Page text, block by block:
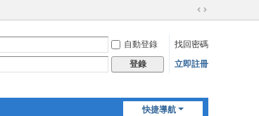
切
到
寬
自動登錄
找回密碼
登錄 立即註冊
快捷導航